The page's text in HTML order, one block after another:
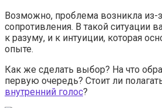
Возможно, проблема возникла из-
сопротивления. В такой ситуации
к разуму, и к интуиции, которая
опыте.
Как же сделать выбор? На что
первую очередь? Стоит ли
внутренний голос?